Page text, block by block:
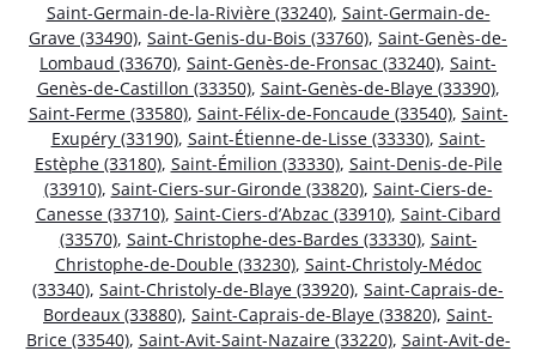
Saint-Germain-de-la-Rivière (33240), Saint-Germain-de-
Grave (33490), Saint-Genis-du-Bois (33760), Saint-Genès-de-
Lombaud (33670), Saint-Genès-de-Fronsac (33240), Saint-
Genès-de-Castillon (33350), Saint-Genès-de-Blaye (33390),
Saint-Ferme (33580), Saint-Félix-de-Foncaude (33540), Saint-
Exupéry (33190), Saint-Étienne-de-Lisse (33330), Saint-
Estèphe (33180), Saint-Émilion (33330), Saint-Denis-de-Pile
(33910), Saint-Ciers-sur-Gironde (33820), Saint-Ciers-de-
Canesse (33710), Saint-Ciers-d’Abzac (33910), Saint-Cibard
(33570), Saint-Christophe-des-Bardes (33330), Saint-
Christophe-de-Double (33230), Saint-Christoly-Médoc
(33340), Saint-Christoly-de-Blaye (33920), Saint-Caprais-de-
Bordeaux (33880), Saint-Caprais-de-Blaye (33820), Saint-
Brice (33540), Saint-Avit-Saint-Nazaire (33220), Saint-Avit-de-